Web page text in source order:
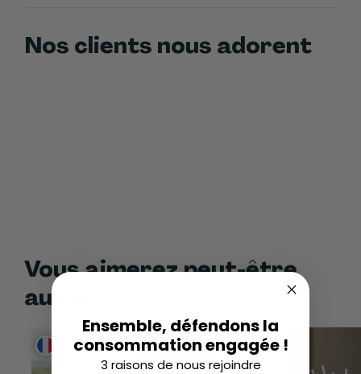
Nos clients nous adorent
Vous aimerez peut-être
aussi
Ensemble, défendons la
consommation engagée !
3 raisons de nous rejoindre